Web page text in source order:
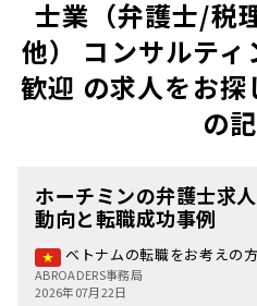
士業（弁護士/税
他） コンサルテ
歓迎 の求人をお
の
ホーチミンの弁護士求
動向と転職成功事例
ベトナムの転職をお考えの方
ABROADERS事務局
2026年07月22日